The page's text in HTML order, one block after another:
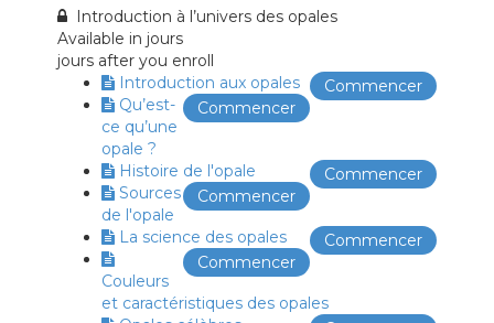
Introduction à l’univers des opales
Available in jours
jours after you enroll
Commencer
Introduction aux opales
Commencer
Qu’est-
ce qu’une
opale ?
Commencer
Histoire de l'opale
Commencer
Sources
de l'opale
Commencer
La science des opales
Commencer
Couleurs
et caractéristiques des opales